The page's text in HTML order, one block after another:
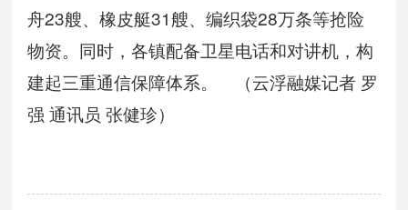
舟23艘、橡皮艇31艘、编织袋28万条等抢险
物资。同时，各镇配备卫星电话和对讲机，构
建起三重通信保障体系。 （云浮融媒记者 罗
强 通讯员 张健珍）